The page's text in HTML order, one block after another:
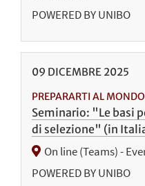
POWERED BY UNIBO
09 DICEMBRE 2025
PREPARARTI AL
Seminario: "Le basi
di selezione" (in
On line (Teams) -
POWERED BY UNIBO